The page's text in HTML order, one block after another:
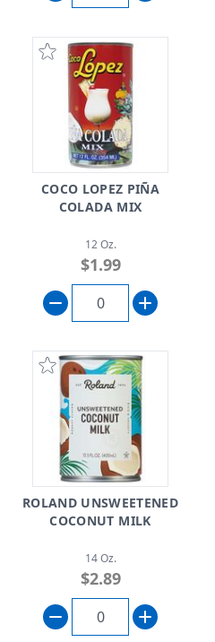
COCO LOPEZ PIÑA
COLADA MIX
12 Oz.
$1.99
ROLAND UNSWEETENED
COCONUT MILK
14 Oz.
$2.89